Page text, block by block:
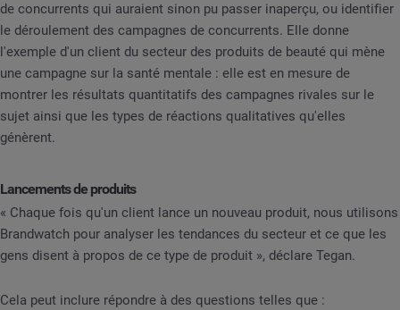
de concurrents qui auraient sinon pu passer inaperçu, ou identifier
le déroulement des campagnes de concurrents. Elle donne
l'exemple d'un client du secteur des produits de beauté qui mène
une campagne sur la santé mentale : elle est en mesure de
montrer les résultats quantitatifs des campagnes rivales sur le
sujet ainsi que les types de réactions qualitatives qu'elles
génèrent.
Lancements de produits
« Chaque fois qu'un client lance un nouveau produit, nous utilisons
Brandwatch pour analyser les tendances du secteur et ce que les
gens disent à propos de ce type de produit », déclare Tegan.
Cela peut inclure répondre à des questions telles que :